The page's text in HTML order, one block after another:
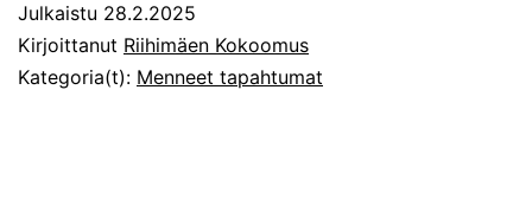
Julkaistu 28.2.2025
Kirjoittanut Riihimäen Kokoomus
Kategoria(t): Menneet tapahtumat